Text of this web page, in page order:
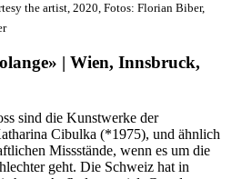
the artist, 2020, Fotos: Florian Biber,
| Wien, Innsbruck,
sind die Kunstwerke der
Cibulka (*1975), und ähnlich
Missstände, wenn es um die
geht. Die Schweiz hat in